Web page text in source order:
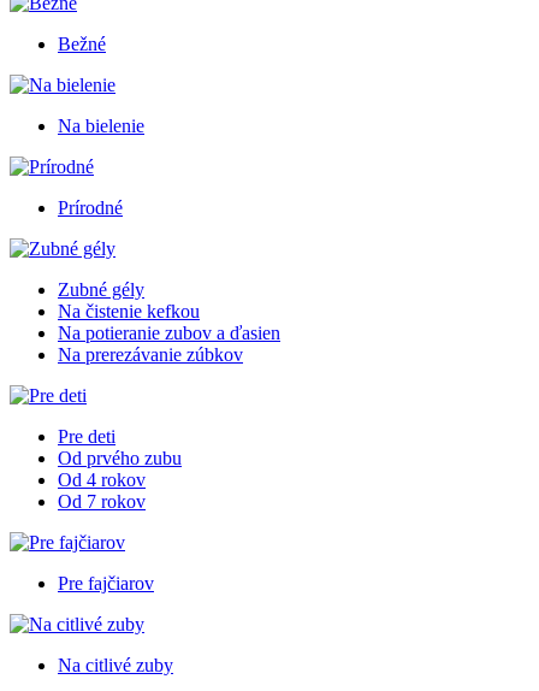
Bežné
Na bielenie
Prírodné
Zubné gély
Na čistenie kefkou
Na potieranie zubov a ďasien
Na prerezávanie zúbkov
Pre deti
Od prvého zubu
Od 4 rokov
Od 7 rokov
Pre fajčiarov
Na citlivé zuby